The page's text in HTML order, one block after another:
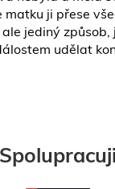
matku ji přese
jediný způsob,
udělat
Spolupracuji